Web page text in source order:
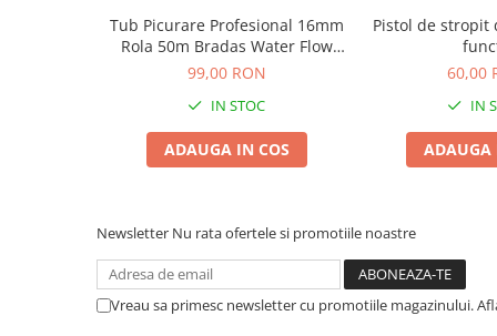
Consumabile motofierastrau
Demarouri drujba
Discuri motocoasa
Feronerie si accesorii
Tub Picurare Profesional 16mm
Rola 50m Bradas Water Flow
Drip, Conducta Irigare Perete
in 33cm
99,00 RON
IN STOC
ADAUGA IN COS
Pistol de stropit
60,00
IN
ADAUGA
Newsletter Nu rata ofertele si promotiile noastre
Vreau sa primesc newsletter cu promotiile magazinului.